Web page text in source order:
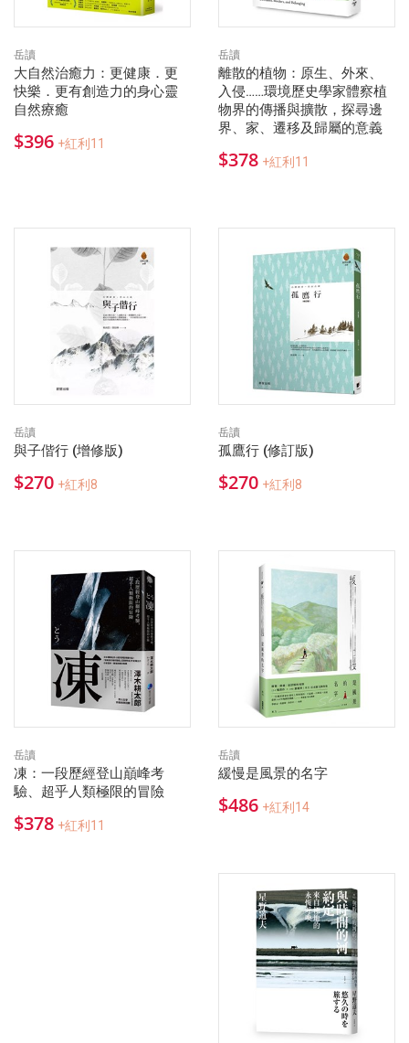
岳讀
大自然治癒力：更健康．更
快樂．更有創造力的身心靈
自然療癒
$396 +紅利11
岳讀
離散的植物：原生、外來、
入侵……環境歷史學家體察植
物界的傳播與擴散，探尋邊
界、家、遷移及歸屬的意義
$378 +紅利11
岳讀
與子偕行 (增修版)
$270 +紅利8
岳讀
孤鷹行 (修訂版)
$270 +紅利8
岳讀
凍：一段歷經登山巔峰考
驗、超乎人類極限的冒險
$378 +紅利11
岳讀
緩慢是風景的名字
$486 +紅利14